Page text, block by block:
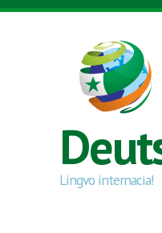
Direkt zum Inhalt
Lingvo internacia!